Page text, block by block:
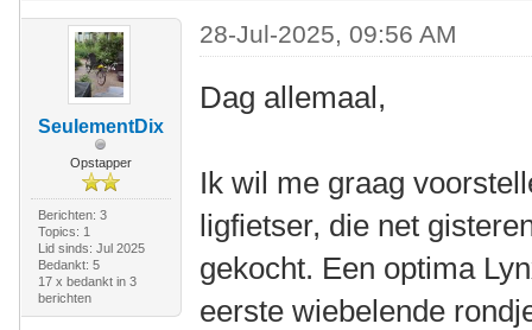
SeulementDix
Opstapper
Berichten: 3
Topics: 1
Lid sinds: Jul 2025
Bedankt: 5
17 x bedankt in 3
berichten
28-Jul-2025, 09:56 AM
Dag allemaal,
Ik wil me graag
ligfietser, die net
gekocht. Een optima
eerste wiebelende